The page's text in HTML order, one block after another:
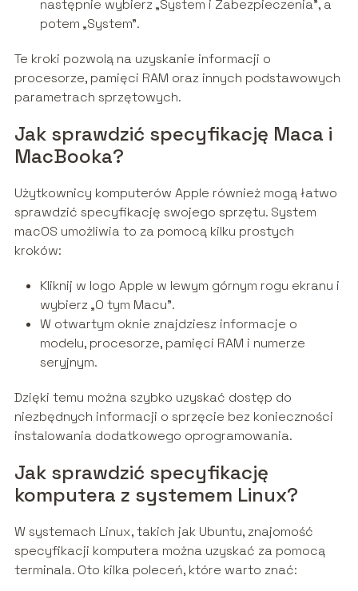
następnie wybierz „System i Zabezpieczenia”, a
potem „System”.
Te kroki pozwolą na uzyskanie informacji o
procesorze, pamięci RAM oraz innych podstawowych
parametrach sprzętowych.
Jak sprawdzić specyfikację Maca i
MacBooka?
Użytkownicy komputerów Apple również mogą łatwo
sprawdzić specyfikację swojego sprzętu. System
macOS umożliwia to za pomocą kilku prostych
kroków:
Kliknij w logo Apple w lewym górnym rogu ekranu i
wybierz „O tym Macu”.
W otwartym oknie znajdziesz informacje o
modelu, procesorze, pamięci RAM i numerze
seryjnym.
Dzięki temu można szybko uzyskać dostęp do
niezbędnych informacji o sprzęcie bez konieczności
instalowania dodatkowego oprogramowania.
Jak sprawdzić specyfikację
komputera z systemem Linux?
W systemach Linux, takich jak Ubuntu, znajomość
specyfikacji komputera można uzyskać za pomocą
terminala. Oto kilka poleceń, które warto znać: